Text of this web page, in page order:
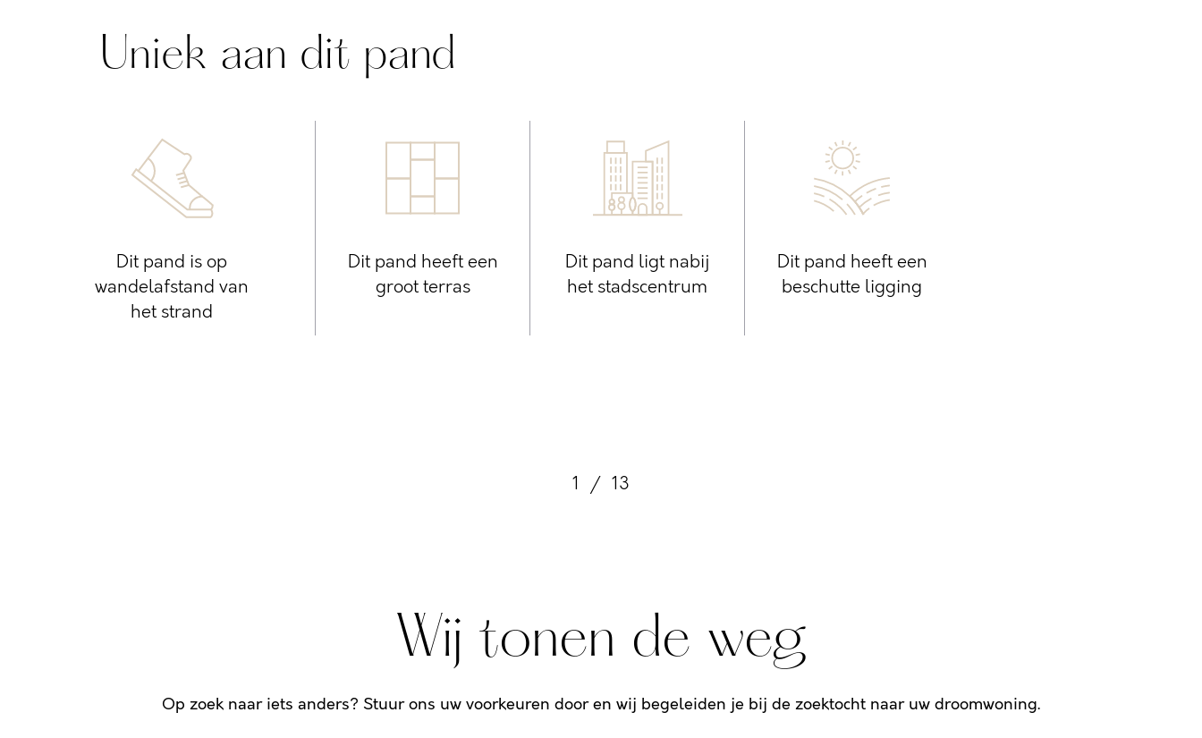
Uniek aan dit pand
Dit pand is op
wandelafstand van
het strand
Dit pand heeft een
groot terras
Dit pand ligt nabij
het stadscentrum
Dit pand heeft een
beschutte ligging
1 / 13
Wij tonen de weg
Op zoek naar iets anders? Stuur ons uw voorkeuren door en wij begeleiden je bij de zoektocht naar uw droomwoning.